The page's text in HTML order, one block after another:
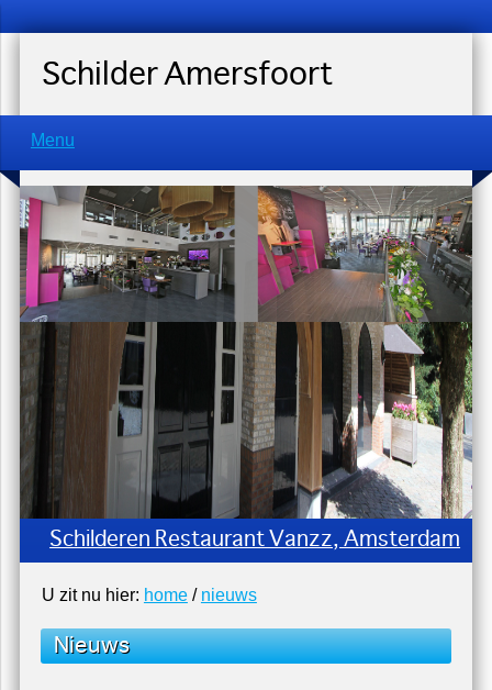
Schilder Amersfoort
Menu
Schilderen Restaurant Vanzz, Amsterdam
U zit nu hier: home/ nieuws
Nieuws